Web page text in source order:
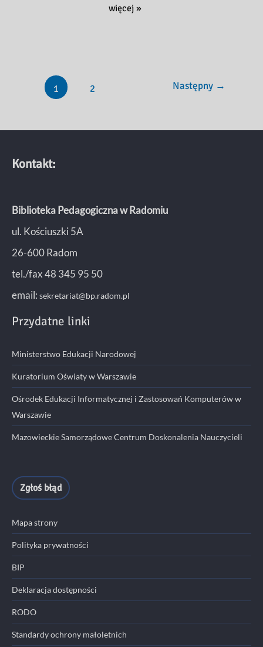
Tygodnia
więcej »
1 2 Następny →
Kontakt:
Biblioteka Pedagogiczna w Radomiu
ul. Kościuszki 5A
26-600 Radom
tel./fax 48 345 95 50
email: sekretariat@bp.radom.pl
Przydatne linki
Ministerstwo Edukacji Narodowej
Kuratorium Oświaty w Warszawie
Ośrodek Edukacji Informatycznej i Zastosowań Komputerów w
Warszawie
Mazowieckie Samorządowe Centrum Doskonalenia Nauczycieli
Zgłoś błąd
Mapa strony
Polityka prywatności
BIP
Deklaracja dostępności
RODO
Standardy ochrony małoletnich